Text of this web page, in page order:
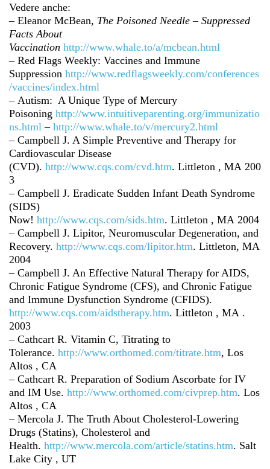
Vedere anche:
– Eleanor McBean, The Poisoned Needle – Suppressed
Facts About
Vaccination http://www.whale.to/a/mcbean.html
– Red Flags Weekly: Vaccines and Immune
Suppression http://www.redflagsweekly.com/conferences
/vaccines/index.html
– Autism: A Unique Type of Mercury
Poisoning http://www.intuitiveparenting.org/immunizatio
ns.html – http://www.whale.to/v/mercury2.html
– Campbell J. A Simple Preventive and Therapy for
Cardiovascular Disease
(CVD). http://www.cqs.com/cvd.htm. Littleton , MA 200
3
– Campbell J. Eradicate Sudden Infant Death Syndrome
(SIDS)
Now! http://www.cqs.com/sids.htm. Littleton , MA 2004
– Campbell J. Lipitor, Neuromuscular Degeneration, and
Recovery. http://www.cqs.com/lipitor.htm. Littleton, MA
2004
– Campbell J. An Effective Natural Therapy for AIDS,
Chronic Fatigue Syndrome (CFS), and Chronic Fatigue
and Immune Dysfunction Syndrome (CFIDS).
http://www.cqs.com/aidstherapy.htm. Littleton , MA .
2003
– Cathcart R. Vitamin C, Titrating to
Tolerance. http://www.orthomed.com/titrate.htm, Los
Altos , CA
– Cathcart R. Preparation of Sodium Ascorbate for IV
and IM Use. http://www.orthomed.com/civprep.htm. Los
Altos , CA
– Mercola J. The Truth About Cholesterol-Lowering
Drugs (Statins), Cholesterol and
Health. http://www.mercola.com/article/statins.htm. Salt
Lake City , UT